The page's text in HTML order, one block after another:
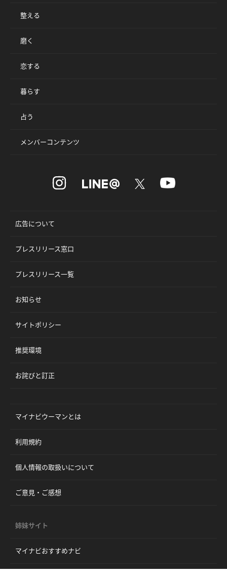
整える
磨く
恋する
暮らす
占う
メンバーコンテンツ
広告について
プレスリリース窓口
プレスリリース一覧
お知らせ
サイトポリシー
推奨環境
お詫びと訂正
マイナビウーマンとは
利用規約
個人情報の取扱いについて
ご意見・ご感想
姉妹サイト
マイナビおすすめナビ